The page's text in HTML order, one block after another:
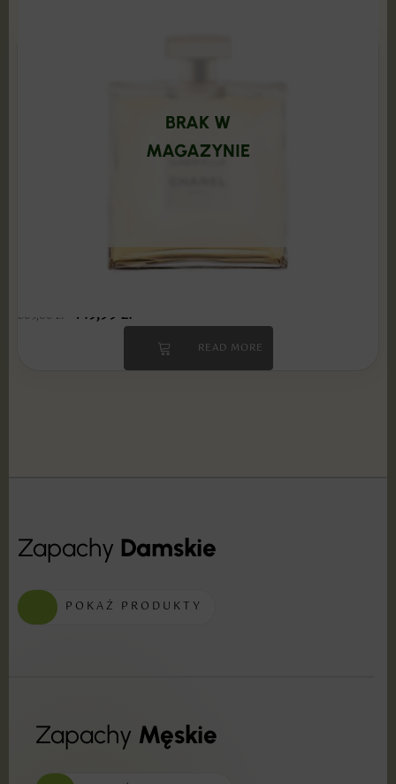
BRAK W
MAGAZYNIE
Chanel - Gabrielle 100 ml Edp PRODUKT
509,00 zł 149,99 zł
READ MORE
Zapachy Damskie
POKAŻ PRODUKTY
Zapachy Męskie